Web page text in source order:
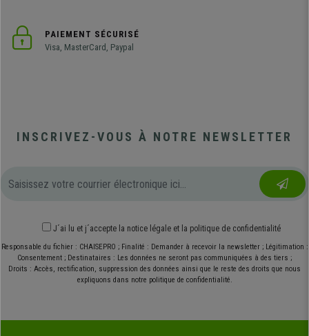
PAIEMENT SÉCURISÉ
Visa, MasterCard, Paypal
INSCRIVEZ-VOUS À NOTRE NEWSLETTER
J´ai lu et j´accepte la notice légale et la politique de confidentialité
Responsable du fichier : CHAISEPRO ; Finalité : Demander à recevoir la newsletter ; Légitimation :
Consentement ; Destinataires : Les données ne seront pas communiquées à des tiers ;
Droits : Accès, rectification, suppression des données ainsi que le reste des droits que nous
expliquons dans notre politique de confidentialité.